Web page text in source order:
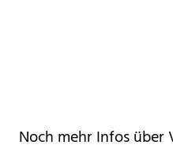
Noch mehr Infos über